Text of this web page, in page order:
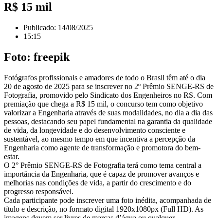
R$ 15 mil
Publicado: 14/08/2025
15:15
Foto: freepik
Fotógrafos profissionais e amadores de todo o Brasil têm até o dia
20 de agosto de 2025 para se inscrever no 2º Prêmio SENGE-RS de
Fotografia, promovido pelo Sindicato dos Engenheiros no RS. Com
premiação que chega a R$ 15 mil, o concurso tem como objetivo
valorizar a Engenharia através de suas modalidades, no dia a dia das
pessoas, destacando seu papel fundamental na garantia da qualidade
de vida, da longevidade e do desenvolvimento consciente e
sustentável, ao mesmo tempo em que incentiva a percepção da
Engenharia como agente de transformação e promotora do bem-
estar.
O 2° Prêmio SENGE-RS de Fotografia terá como tema central a
importância da Engenharia, que é capaz de promover avanços e
melhorias nas condições de vida, a partir do crescimento e do
progresso responsável.
Cada participante pode inscrever uma foto inédita, acompanhada de
título e descrição, no formato digital 1920x1080px (Full HD). As